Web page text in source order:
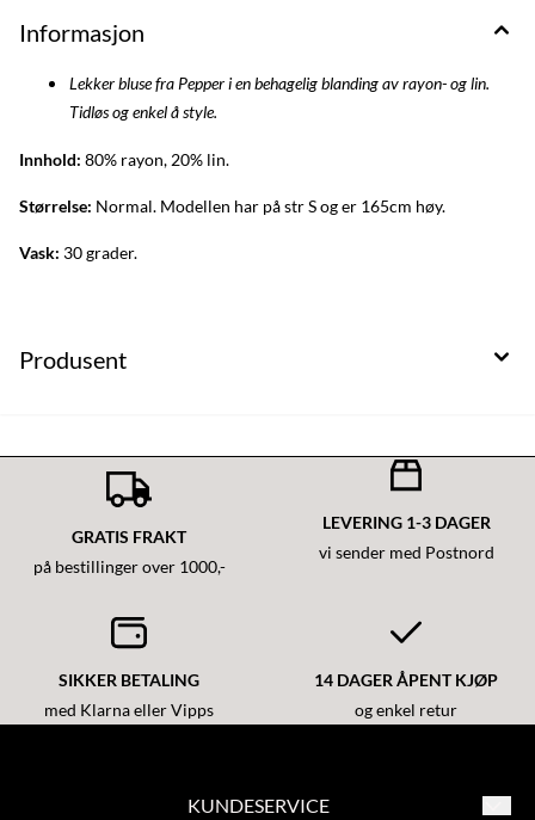
Informasjon
Lekker bluse fra Pepper i en behagelig blanding av rayon- og lin.
Tidløs og enkel å style.
Innhold: 80% rayon, 20% lin.
Størrelse: Normal. Modellen har på str S og er 165cm høy.
Vask: 30 grader.
Produsent
GRATIS FRAKT
på bestillinger over 1000,-
LEVERING 1-3 DAGER
vi sender med Postnord
SIKKER BETALING
med Klarna eller Vipps
14 DAGER ÅPENT KJØP
og enkel retur
KUNDESERVICE